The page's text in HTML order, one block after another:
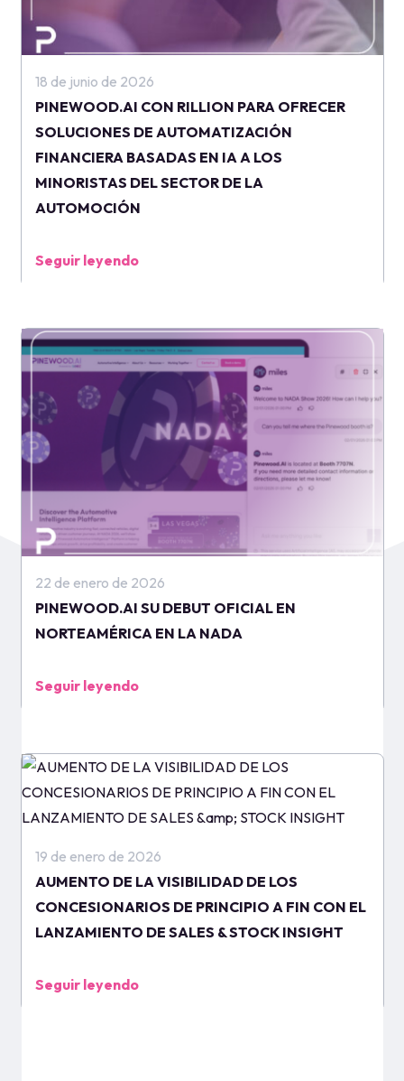
18 de junio de 2026
PINEWOOD.AI CON RILLION PARA OFRECER
SOLUCIONES DE AUTOMATIZACIÓN
FINANCIERA BASADAS EN IA A LOS
MINORISTAS DEL SECTOR DE LA
AUTOMOCIÓN
Seguir leyendo
22 de enero de 2026
PINEWOOD.AI SU DEBUT OFICIAL EN
NORTEAMÉRICA EN LA NADA
Seguir leyendo
19 de enero de 2026
AUMENTO DE LA VISIBILIDAD DE LOS
CONCESIONARIOS DE PRINCIPIO A FIN CON EL
LANZAMIENTO DE SALES & STOCK INSIGHT
Seguir leyendo